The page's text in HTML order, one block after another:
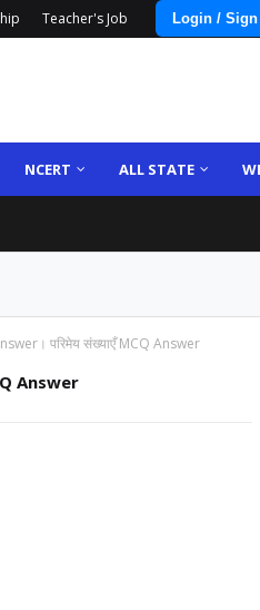
Teacher's Job Login / Sign
NCERT ALL STATE
परिमेय संख्याएँ MCQ Answer
Answer